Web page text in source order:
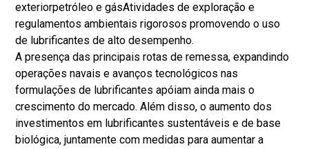
exteriorpetróleo e gásAtividades de exploração e
regulamentos ambientais rigorosos promovendo o uso
de lubrificantes de alto desempenho.
A presença das principais rotas de remessa, expandindo
operações navais e avanços tecnológicos nas
formulações de lubrificantes apóiam ainda mais o
crescimento do mercado. Além disso, o aumento dos
investimentos em lubrificantes sustentáveis e de base
biológica, juntamente com medidas para aumentar a